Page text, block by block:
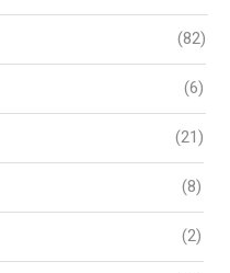
(82)
(6)
(21)
(8)
(2)